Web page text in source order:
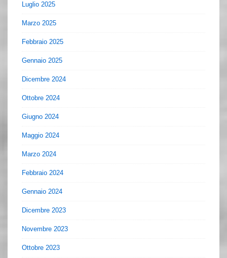
Luglio 2025
Marzo 2025
Febbraio 2025
Gennaio 2025
Dicembre 2024
Ottobre 2024
Giugno 2024
Maggio 2024
Marzo 2024
Febbraio 2024
Gennaio 2024
Dicembre 2023
Novembre 2023
Ottobre 2023